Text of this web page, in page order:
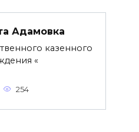
Адамовка
казенного
«
254